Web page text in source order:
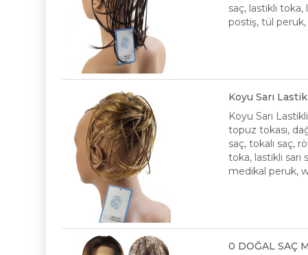
saç, lastikli toka,
postiş, tül
Koyu Sarı
Koyu Sarı
topuz tokası,
saç, tokalı saç,
toka, lastikli
medikal peruk,
0 DOĞAL SAÇ